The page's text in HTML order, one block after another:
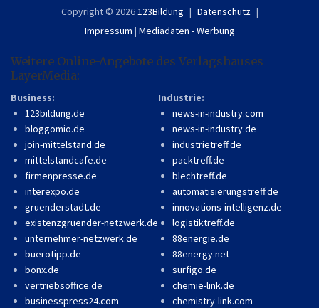
Copyright © 2026 123Bildung
Datenschutz
Impressum | Mediadaten - Werbung
Weitere Online-Angebote des Verlagshauses
LayerMedia:
Business:
123bildung.de
bloggomio.de
join-mittelstand.de
mittelstandcafe.de
firmenpresse.de
interexpo.de
gruenderstadt.de
existenzgruender-netzwerk.de
unternehmer-netzwerk.de
buerotipp.de
bonx.de
vertriebsoffice.de
businesspress24.com
Industrie:
news-in-industry.com
news-in-industry.de
industrietreff.de
packtreff.de
blechtreff.de
automatisierungstreff.de
innovations-intelligenz.de
logistiktreff.de
88energie.de
88energy.net
surfigo.de
chemie-link.de
chemistry-link.com